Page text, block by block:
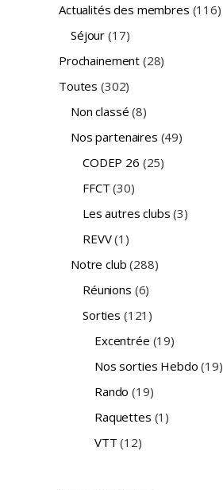
Actualités des membres (116)
Séjour (17)
Prochainement (28)
Toutes (302)
Non classé (8)
Nos partenaires (49)
CODEP 26 (25)
FFCT (30)
Les autres clubs (3)
REVV(1)
Notre club (288)
Réunions (6)
Sorties (121)
Excentrée (19)
Nos sorties Hebdo (19)
Rando (19)
Raquettes (1)
VTT (12)